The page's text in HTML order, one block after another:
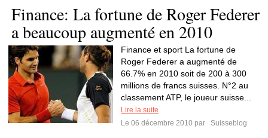
Finance: La fortune de Roger Federer
a beaucoup augmenté en 2010
Finance et sport La fortune de
Roger Federer a augmenté de
66.7% en 2010 soit de 200 à 300
millions de francs suisses. N°2 au
classement ATP, le joueur suisse...
Lire la suite
Le 06 décembre 2010 par
Suisseblog